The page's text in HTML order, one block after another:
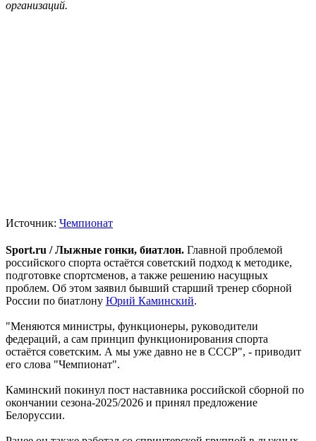
организаций.
Источник: Чемпионат
Sport.ru / Лыжные гонки, биатлон. Главной проблемой
российского спорта остаётся советский подход к методике,
подготовке спортсменов, а также решению насущных
проблем. Об этом заявил бывший старший тренер сборной
России по биатлону Юрий Каминский.
"Меняются министры, функционеры, руководители
федераций, а сам принцип функционирования спорта
остаётся советским. А мы уже давно не в СССР", - приводит
его слова "Чемпионат".
Каминский покинул пост наставника российской сборной по
окончании сезона-2025/2026 и принял предложение
Белоруссии.